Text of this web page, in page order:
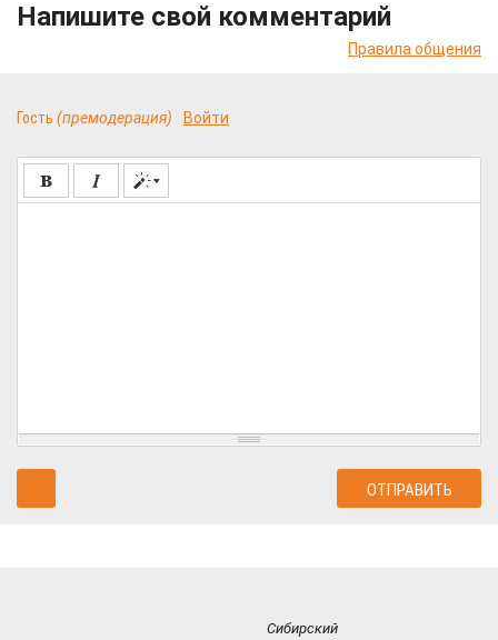
Напишите свой комментарий
Правила общения
Гость (премодерация) Войти
Сибирский